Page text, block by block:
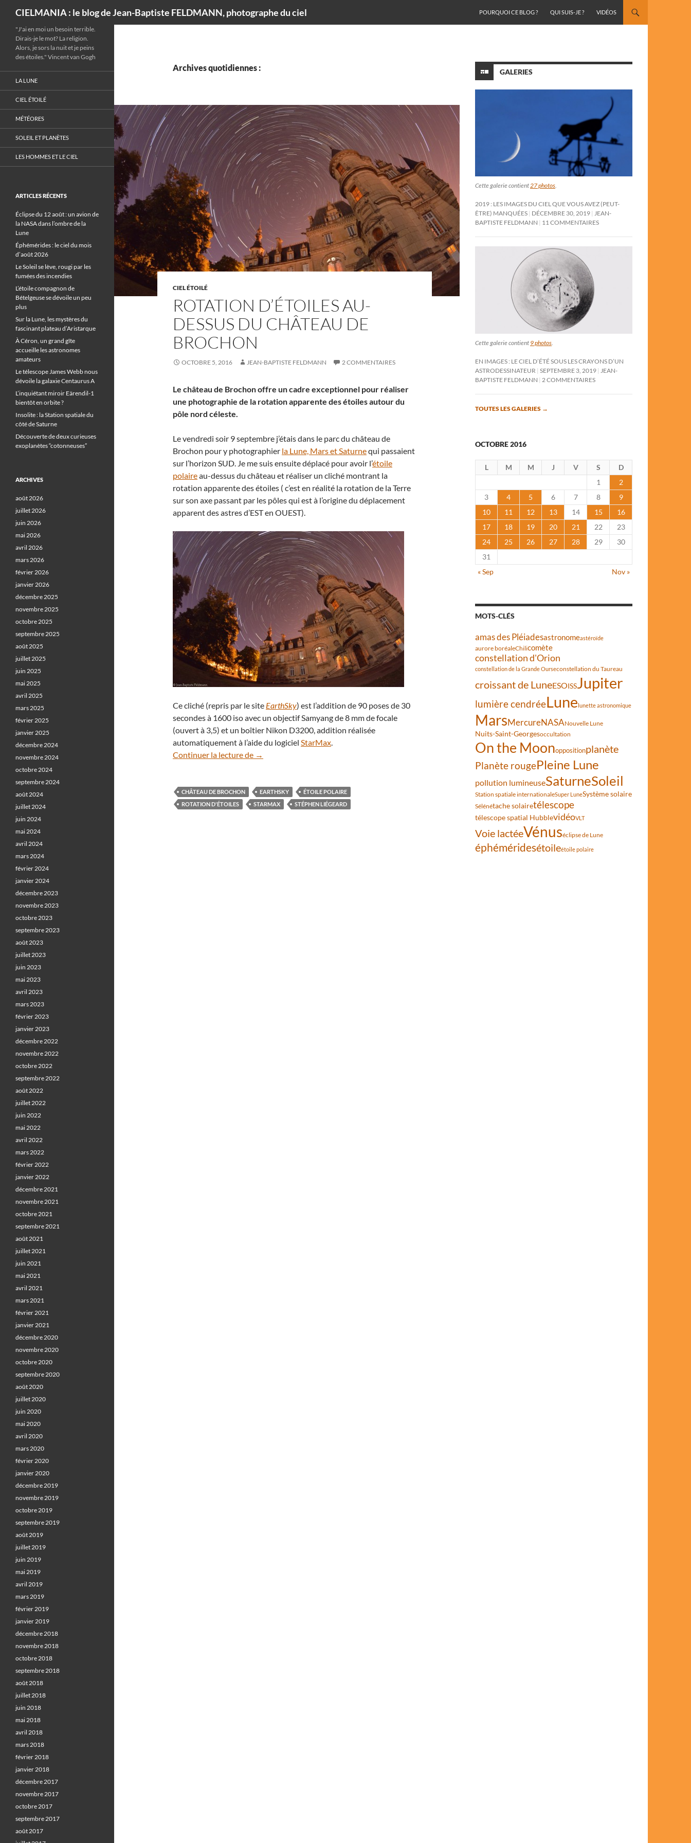
CIELMANIA : le blog de Jean-Baptiste FELDMANN, photographe du ciel
POURQUOI CE BLOG ?
QUI SUIS-JE ? VIDÉOS
Archives quotidiennes :
CIEL ÉTOILÉ
ROTATION D’ÉTOILES AU-
DESSUS DU CHÂTEAU DE
BROCHON
OCTOBRE 5, 2016 JEAN-BAPTISTE FELDMANN 2 COMMENTAIRES
Le château de Brochon offre un cadre exceptionnel pour réaliser
une photographie de la rotation apparente des étoiles autour du
pôle nord céleste.
Le vendredi soir 9 septembre j’étais dans le parc du château de
Brochon pour y photographier la Lune, Mars et Saturnequi passaient
sur l’horizon SUD. Je me suis ensuite déplacé pour avoir l’étoile
polaireau-dessus du château et réaliser un cliché montrant la
rotation apparente des étoiles ( c’est en réalité la rotation de la Terre
sur son axe passant par les pôles qui est à l’origine du déplacement
apparent des astres d’EST en OUEST).
Ce cliché (repris par le site EarthSky) est l’addition de 90 poses de 30
secondes à 1600 iso avec un objectif Samyang de 8 mm de focale
(ouvert à 3,5) et un boîtier Nikon D3200, addition réalisée
automatiquement à l’aide du logiciel StarMax.
Continuer la lecture de Rotation d’étoiles au-dessus du château de Brochon
→
CHÂTEAU DE BROCHON EARTHSKY
ÉTOILE POLAIRE
ROTATION D'ÉTOILES
STARMAX STÉPHEN LIÉGEARD
GALERIES
Cette galerie contient27 photos.
2019 : LES IMAGES DU CIEL QUE VOUS AVEZ (PEUT-
ÊTRE) MANQUÉES DÉCEMBRE 30, 2019 JEAN-
BAPTISTE FELDMANN
11 COMMENTAIRES
Cette galerie contient 9 photos
EN IMAGES : LE CIEL D’ÉTÉ SOUS LES CRAYONS D’UN
ASTRODESSINATEUR SEPTEMBRE 3, 2019
JEAN-
BAPTISTE FELDMANN
2 COMMENTAIRES
TOUTES LES GALERIES →
OCTOBRE 2016
L M M J V S
D
1
2
3
4 5 6 7 8
9
10
11 12 13 14 15
16
17
18 19 20 21 22
23
24
25 26 27 28 29
30
31
« Sep
Nov »
MOTS-CLÉS
amas des Pléiadesastronomeastéroïde
aurore boréaleChilicomète
constellation d'Orion
constellation de la Grande Ourseconstellation du Taureau
croissant de LuneESOISSJupiter
lumière cendréeLunelunette astronomique
MarsMercureNASANouvelle Lune
Nuits-Saint-Georgesoccultation
On the Moonoppositionplanète
Planète rougePleine Lune
pollution lumineuseSaturneSoleil
Station spatiale internationaleSuper LuneSystème solaire
Sélénétache solairetélescope
télescope spatial HubblevidéoVLT
Voie lactéeVénuséclipse de Lune
éphéméridesétoileétoile polaire
"J'ai en moi un besoin terrible.
Dirais-je le mot? La religion.
Alors, je sors la nuit et je peins
des étoiles." Vincent van Gogh
LA LUNE
CIEL ÉTOILÉ
MÉTÉORES
SOLEIL ET PLANÈTES
LES HOMMES ET LE CIEL
ARTICLES RÉCENTS
Éclipse du 12 août : un avion de
la NASA dans l’ombre de la
Lune
Éphémérides : le ciel du mois
d’août 2026
Le Soleil se lève, rougi par les
fumées des incendies
L’étoile compagnon de
Bételgeuse se dévoile un peu
plus
Sur la Lune, les mystères du
fascinant plateau d’Aristarque
À Céron, un grand gîte
accueille les astronomes
amateurs
Le télescope James Webb nous
dévoile la galaxie Centaurus A
L’inquiétant miroir Eärendil-1
bientôt en orbite ?
Insolite : la Station spatiale du
côté de Saturne
Découverte de deux curieuses
exoplanètes “cotonneuses”
ARCHIVES
août 2026
juillet 2026
juin 2026
mai 2026
avril 2026
mars 2026
février 2026
janvier 2026
décembre 2025
novembre 2025
octobre 2025
septembre 2025
août 2025
juillet 2025
juin 2025
mai 2025
avril 2025
mars 2025
février 2025
janvier 2025
décembre 2024
novembre 2024
octobre 2024
septembre 2024
août 2024
juillet 2024
juin 2024
mai 2024
avril 2024
mars 2024
février 2024
janvier 2024
décembre 2023
novembre 2023
octobre 2023
septembre 2023
août 2023
juillet 2023
juin 2023
mai 2023
avril 2023
mars 2023
février 2023
janvier 2023
décembre 2022
novembre 2022
octobre 2022
septembre 2022
août 2022
juillet 2022
juin 2022
mai 2022
avril 2022
mars 2022
février 2022
janvier 2022
décembre 2021
novembre 2021
octobre 2021
septembre 2021
août 2021
juillet 2021
juin 2021
mai 2021
avril 2021
mars 2021
février 2021
janvier 2021
décembre 2020
novembre 2020
octobre 2020
septembre 2020
août 2020
juillet 2020
juin 2020
mai 2020
avril 2020
mars 2020
février 2020
janvier 2020
décembre 2019
novembre 2019
octobre 2019
septembre 2019
août 2019
juillet 2019
juin 2019
mai 2019
avril 2019
mars 2019
février 2019
janvier 2019
décembre 2018
novembre 2018
octobre 2018
septembre 2018
août 2018
juillet 2018
juin 2018
mai 2018
avril 2018
mars 2018
février 2018
janvier 2018
décembre 2017
novembre 2017
octobre 2017
septembre 2017
août 2017